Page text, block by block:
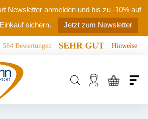
Newsletter anmelden und bis zu -10% auf
sichern.
Jetzt zum Newsletter
584 Bewertungen SEHR GUT Hinweise
Products
search